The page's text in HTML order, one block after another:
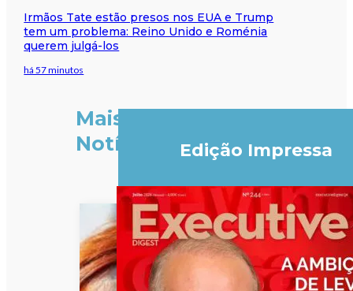
Irmãos Tate estão presos nos EUA e Trump
tem um problema: Reino Unido e Roménia
querem julgá-los
há 57 minutos
Mais
Notícias
Edição Impressa